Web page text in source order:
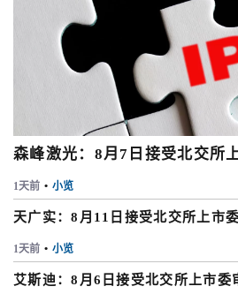
森峰激光：8月7日接受北交所
1天前 • 小览
天广实：8月11日接受北交所上市
1天前 • 小览
艾斯迪：8月6日接受北交所上市委